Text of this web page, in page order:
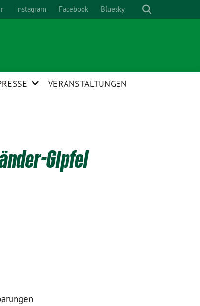
Instagram Facebook Bluesky
VERANSTALTUNGEN
Gipfel